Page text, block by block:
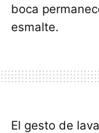
boca
esmalte.
El gesto de